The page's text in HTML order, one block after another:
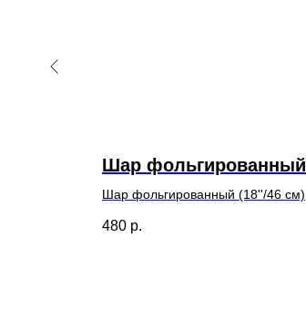
Шар фольгированный
Шар фольгированный (18''/46 см)
480 р.